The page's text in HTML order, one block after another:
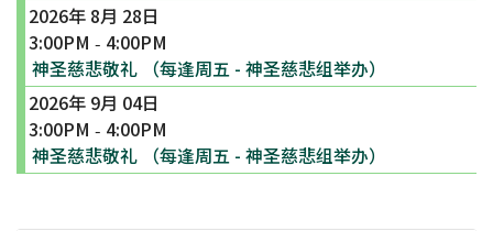
2026年 8月 28日
3:00PM - 4:00PM
神圣慈悲敬礼 （每逢周五 - 神圣慈悲组举办）
2026年 9月 04日
3:00PM - 4:00PM
神圣慈悲敬礼 （每逢周五 - 神圣慈悲组举办）